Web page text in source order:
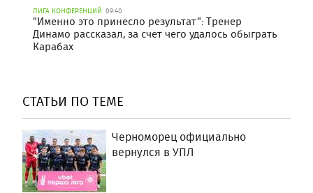
ЛИГА КОНФЕРЕНЦИЙ 09:40
"Именно это принесло результат": Тренер
Динамо рассказал, за счет чего удалось обыграть
Карабах
СТАТЬИ ПО ТЕМЕ
Черноморец официально
вернулся в УПЛ